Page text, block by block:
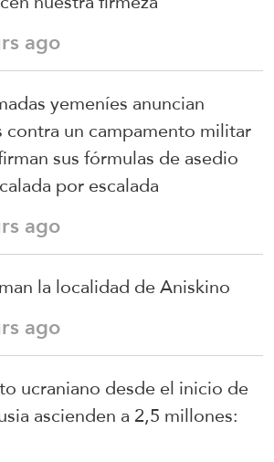
ago
yemeníes anuncian
contra un campamento militar
sus fórmulas de asedio
por escalada
ago
la localidad de Aniskino
ago
ucraniano desde el inicio de
ascienden a 2,5 millones: